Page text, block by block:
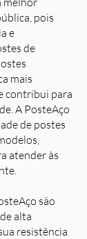
pois
e
de
mais
contribui para
A PosteAço
de postes
atender às
são
alta
resistência